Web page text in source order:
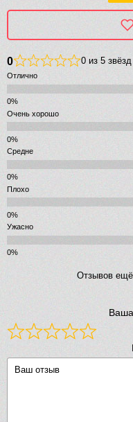
0 0 из 5
Отлично
Очень хорошо
Средне
Плохо
Ужасно
Отзывов